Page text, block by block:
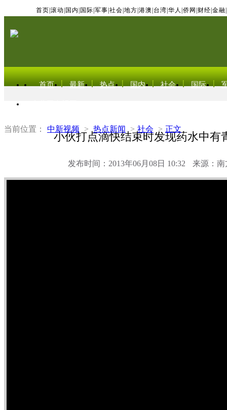
首页 滚动 国内 国际 军事 社会 地方 港澳 台湾 华人 侨网 财经 金融
首页 最新 热点 国内 社会 国际
当前位置： 中新视频 > 热点新闻 > 社会 > 正文
小伙打点滴快结束时发现药水中有
发布时间：2013年06月08日 10:32 来源：南